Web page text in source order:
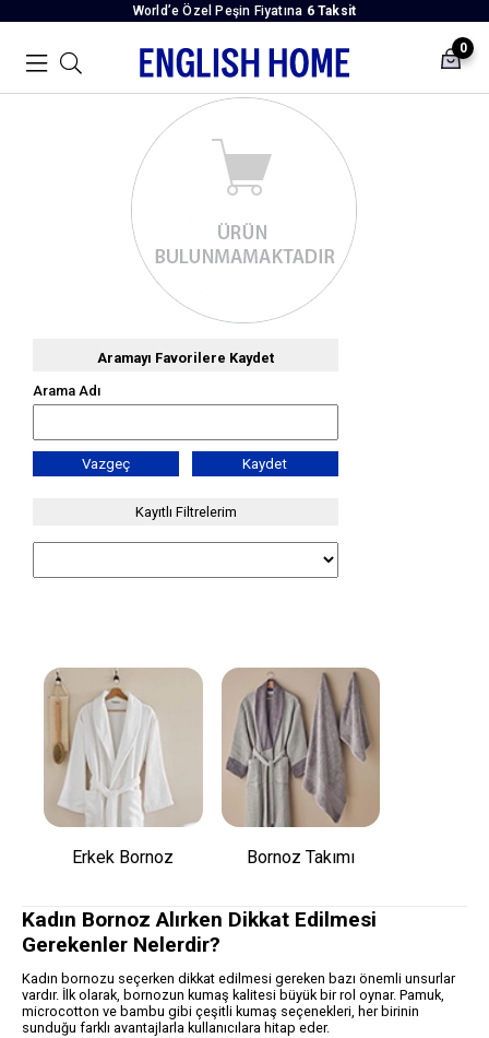
World’e Özel Peşin Fiyatına 6 Taksit
0
Aramayı Favorilere Kaydet
Arama Adı
Vazgeç Kaydet
Kayıtlı Filtrelerim
Erkek Bornoz Bornoz Takımı
Kadın Bornoz Alırken Dikkat Edilmesi
Gerekenler Nelerdir?
Kadın bornozu seçerken dikkat edilmesi gereken bazı önemli unsurlar
vardır. İlk olarak, bornozun kumaş kalitesi büyük bir rol oynar. Pamuk,
microcotton ve bambu gibi çeşitli kumaş seçenekleri, her birinin
sunduğu farklı avantajlarla kullanıcılara hitap eder.